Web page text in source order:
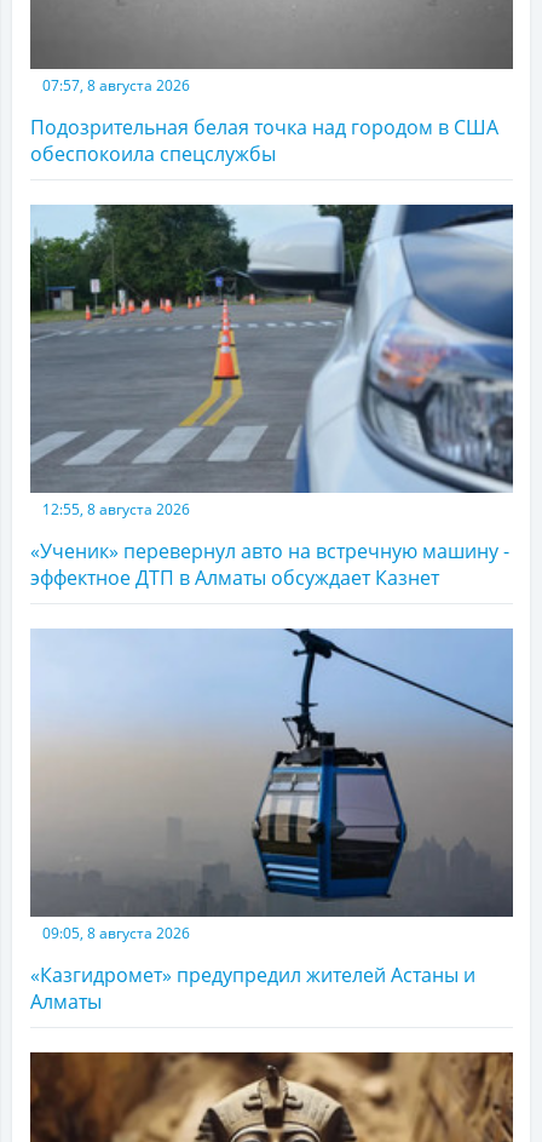
07:57, 8 августа 2026
Подозрительная белая точка над городом в США
обеспокоила спецслужбы
12:55, 8 августа 2026
«Ученик» перевернул авто на встречную машину -
эффектное ДТП в Алматы обсуждает Казнет
09:05, 8 августа 2026
«Казгидромет» предупредил жителей Астаны и
Алматы